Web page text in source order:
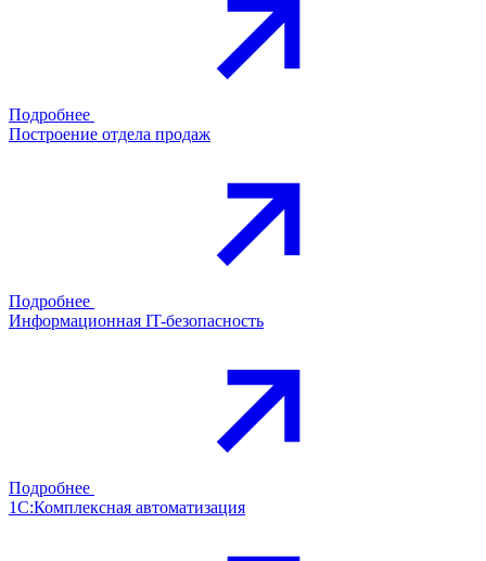
Подробнее
Построение отдела продаж
Подробнее
Информационная IT-безопасность
Подробнее
1С:Комплексная автоматизация